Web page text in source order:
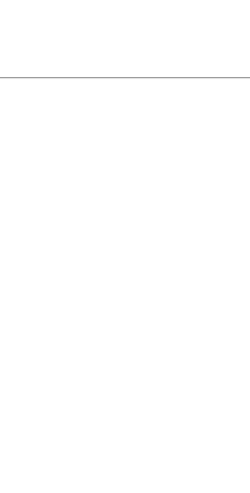
Vipps, Klarna och Google Pay.
debiteras kortet/fakturan.